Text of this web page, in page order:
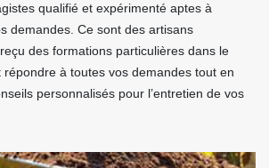
qualifié et expérimenté aptes à
demandes. Ce sont des artisans
des formations particulières dans le
à toutes vos demandes tout en
personnalisés pour l’entretien de vos